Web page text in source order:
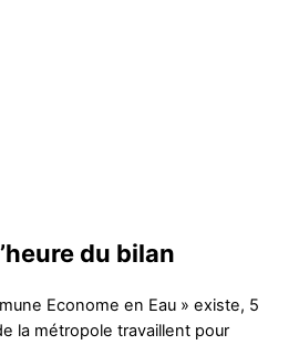
du bilan
Econome en Eau » existe, 5
la métropole travaillent pour